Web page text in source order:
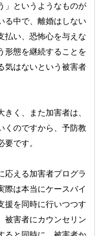
」というようなものが
る中で、離婚はしない
払い、恐怖心を与えな
形態を継続することを
気はないという被害者
く、また加害者は、
くのですから、予防教
です。
応える加害者プログラ
際は本当にケースバイ
援を同時に行いつつす
被害者にカウンセリン